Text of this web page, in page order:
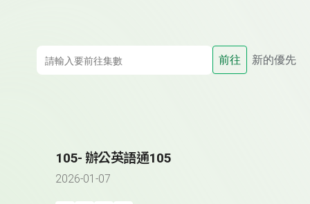
前往 新的優先
105- 辦公英語通105
2026-01-07